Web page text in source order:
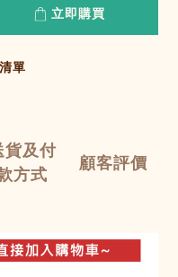
立即購買
單
貨及付
方式
顧客評價